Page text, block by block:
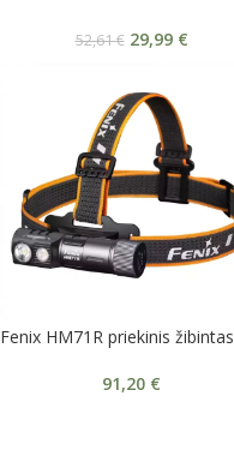
52,61€ 29,99 €
Fenix HM71R priekinis žibintas
91,20 €